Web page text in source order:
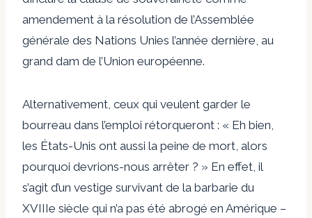
amendement à la résolution de l’Assemblée
générale des Nations Unies l’année dernière, au
grand dam de l’Union européenne.
Alternativement, ceux qui veulent garder le
bourreau dans l’emploi rétorqueront : « Eh bien,
les États-Unis ont aussi la peine de mort, alors
pourquoi devrions-nous arrêter ? » En effet, il
s’agit d’un vestige survivant de la barbarie du
XVIIIe siècle qui n’a pas été abrogé en Amérique –